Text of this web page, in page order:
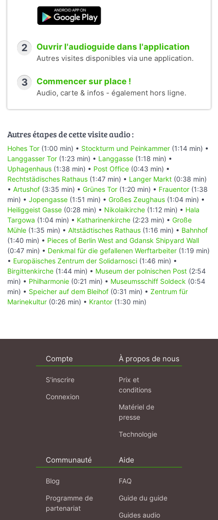
2 Ouvrir l'audioguide dans l'application
Autres visites disponibles via une application.
3 Commencer sur place !
Audio, carte & infos - également hors ligne.
Autres étapes de cette visite audio :
Hohes Tor (1:00 min) • Stockturm und Peinkammer (1:14 min) •
Langgasser Tor (1:23 min) • Langgasse (1:18 min) •
Uphagenhaus (1:38 min) • Post Office (0:43 min) •
Rechtstädisches Rathaus (1:47 min) • Langer Markt (0:38 min)
• Artushof (3:35 min) • Grünes Tor (1:20 min) • Frauentor (1:38
min) • Jopengasse (1:51 min) • Großes Zeughaus (1:04 min) •
Heiliggeist Gasse (0:28 min) • Nikolaikirche (1:12 min) • Hala
Targowa (1:04 min) • Katharinenkirche (2:23 min) • Große
Mühle (1:35 min) • Altstädtisches Rathaus (1:16 min) • Bahnhof
(1:40 min) • Pieces of Berlin West and Gdansk Shipyard Wall
(0:47 min) • Denkmal für die gefallenen Werftarbeiter (1:19 min)
• Europäisches Zentrum der Solidarnosci (1:46 min) •
Birgittenkirche (1:44 min) • Museum der polnischen Post (2:54
min) • Philharmonie (0:21 min) • Museumsschiff Soldeck (0:54
min) • Speicher auf dem Bleihof (0:31 min) • Zentrum für
Marinekultur (0:26 min) • Krantor (1:30 min)
Compte
S'inscrire
Connexion
À propos de nous
Prix et
conditions
Matériel de
presse
Technologie
Communauté
Blog
Programme de
partenariat
Aide
FAQ
Guide du guide
Guides audio